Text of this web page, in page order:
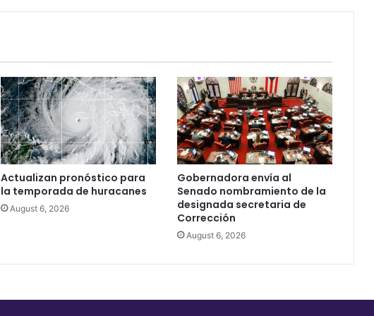
Actualizan pronóstico para
la temporada de huracanes
August 6, 2026
Gobernadora envía al
Senado nombramiento de la
designada secretaria de
Corrección
August 6, 2026